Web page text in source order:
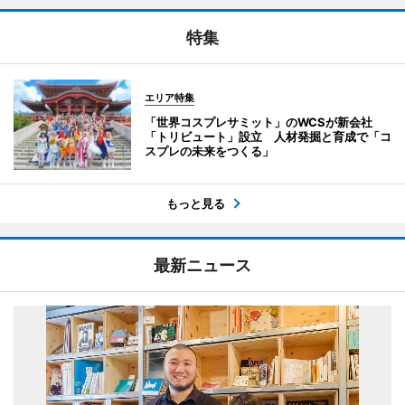
特集
エリア特集
「世界コスプレサミット」のWCSが新会社
「トリビュート」設立 人材発掘と育成で「コ
スプレの未来をつくる」
もっと見る
最新ニュース